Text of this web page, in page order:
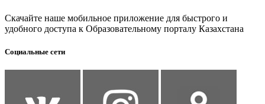
Скачайте наше мобильное приложение для быстрого и
удобного доступа к Образовательному порталу Казахстана
Социальные сети